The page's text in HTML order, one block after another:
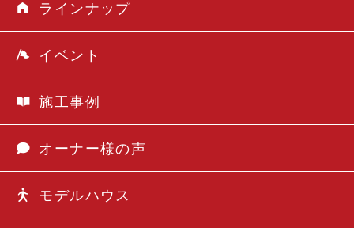
ラインナップ
イベント
施工事例
オーナー様の声
モデルハウス